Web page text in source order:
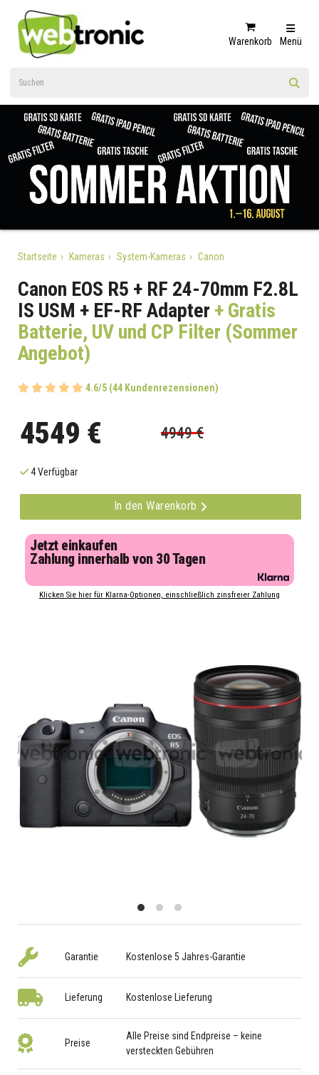
Warenkorb Menü
Startseite Kameras System-Kameras Canon
Canon EOS R5 + RF 24-70mm F2.8L
IS USM + EF-RF Adapter + Gratis
Batterie, UV und CP Filter (Sommer
Angebot)
4.6/5 (44 Kundenrezensionen)
4549 € 4949 €
4 Verfügbar
In den Warenkorb
Jetzt einkaufen
Zahlung innerhalb von 30 Tagen
Klicken Sie hier für Klarna-Optionen, einschließlich zinsfreier Zahlung
Garantie Kostenlose 5 Jahres-Garantie
Lieferung Kostenlose Lieferung
Preise
Alle Preise sind Endpreise – keine
versteckten Gebühren